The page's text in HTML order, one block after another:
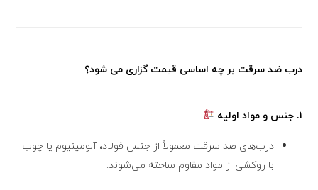
درب ضد سرقت بر چه اساسی قیمت گزاری می شود؟
۱. جنس و مواد اولیه
درب‌های ضد سرقت معمولاً از جنس فولاد، آلومینیوم یا چوب
با روکشی از مواد مقاوم ساخته می‌شوند.